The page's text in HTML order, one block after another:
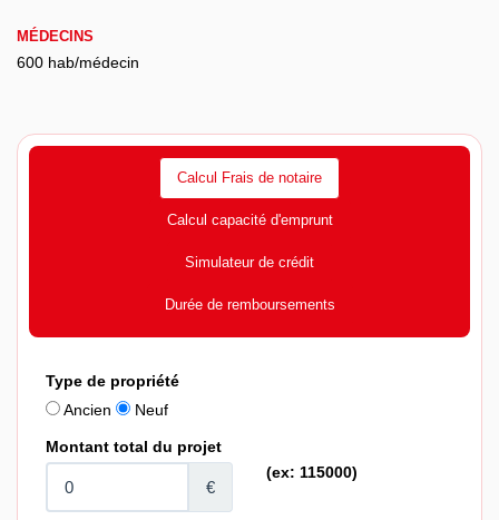
MÉDECINS
600 hab/médecin
Calcul Frais de notaire
Calcul capacité d'emprunt
Simulateur de crédit
Durée de remboursements